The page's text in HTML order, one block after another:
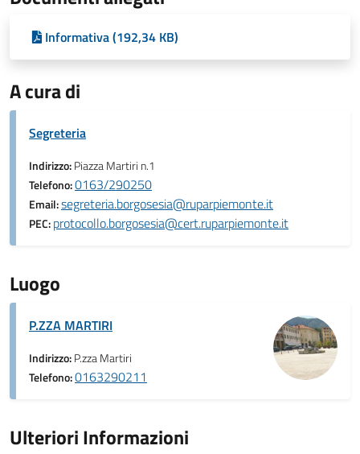
Informativa (192,34 KB)
A cura di
Segreteria
Indirizzo:Piazza Martiri n.1
Telefono:0163/290250
Email:segreteria.borgosesia@ruparpiemonte.it
PEC:protocollo.borgosesia@cert.ruparpiemonte.it
Luogo
P.ZZA MARTIRI
Indirizzo:P.zza Martiri
Telefono:0163290211
Ulteriori Informazioni